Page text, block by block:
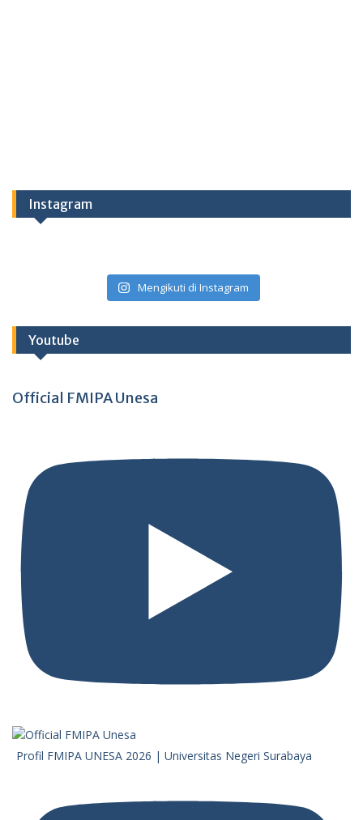
Instagram
Mengikuti di Instagram
Youtube
Official FMIPA Unesa
Profil FMIPA UNESA 2026 | Universitas Negeri Surabaya